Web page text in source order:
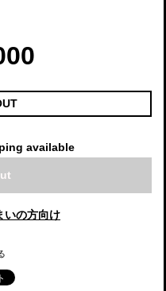
available
いの方向け